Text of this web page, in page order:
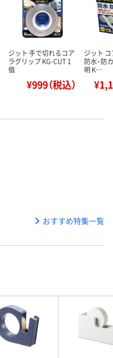
ジット 手で切れるコア
ラグリップ KG-CUT 1
個
¥999（税込）
ジット
防水・防
明 K…
おすすめ特集一覧